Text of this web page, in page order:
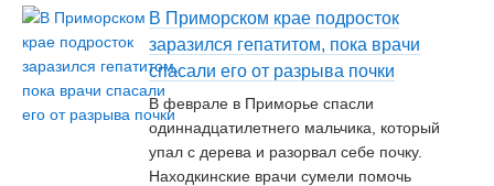
В Приморском крае подросток
заразился гепатитом, пока врачи
спасали его от разрыва почки
В феврале в Приморье спасли
одиннадцатилетнего мальчика, который
упал с дерева и разорвал себе почку.
Находкинские врачи сумели помочь